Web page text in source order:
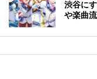
渋谷に
や楽曲